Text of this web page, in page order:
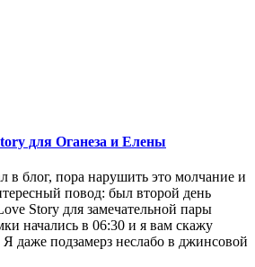
для Оганеза и Елены
в блог, пора нарушить это молчание и
повод: был второй день
Story для замечательной пары
начались в 06:30 и я вам скажу
даже подзамерз неслабо в джинсовой